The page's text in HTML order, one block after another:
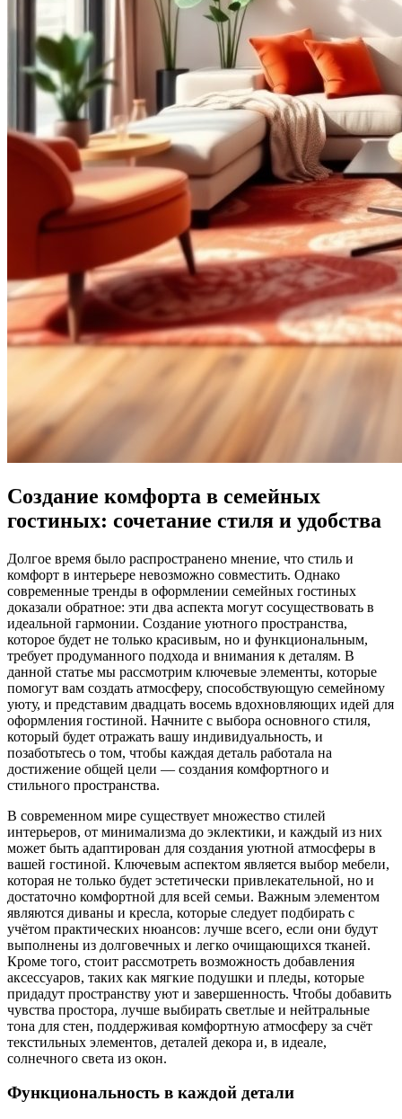
Создание комфорта в семейных
гостиных: сочетание стиля и удобства
Долгое время было распространено мнение, что стиль и
комфорт в интерьере невозможно совместить. Однако
современные тренды в оформлении семейных гостиных
доказали обратное: эти два аспекта могут сосуществовать в
идеальной гармонии. Создание уютного пространства,
которое будет не только красивым, но и функциональным,
требует продуманного подхода и внимания к деталям. В
данной статье мы рассмотрим ключевые элементы, которые
помогут вам создать атмосферу, способствующую семейному
уюту, и представим двадцать восемь вдохновляющих идей для
оформления гостиной. Начните с выбора основного стиля,
который будет отражать вашу индивидуальность, и
позаботьтесь о том, чтобы каждая деталь работала на
достижение общей цели — создания комфортного и
стильного пространства.
В современном мире существует множество стилей
интерьеров, от минимализма до эклектики, и каждый из них
может быть адаптирован для создания уютной атмосферы в
вашей гостиной. Ключевым аспектом является выбор мебели,
которая не только будет эстетически привлекательной, но и
достаточно комфортной для всей семьи. Важным элементом
являются диваны и кресла, которые следует подбирать с
учётом практических нюансов: лучше всего, если они будут
выполнены из долговечных и легко очищающихся тканей.
Кроме того, стоит рассмотреть возможность добавления
аксессуаров, таких как мягкие подушки и пледы, которые
придадут пространству уют и завершенность. Чтобы добавить
чувства простора, лучше выбирать светлые и нейтральные
тона для стен, поддерживая комфортную атмосферу за счёт
текстильных элементов, деталей декора и, в идеале,
солнечного света из окон.
Функциональность в каждой детали